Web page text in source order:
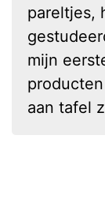
pareltjes,
mijn
aan tafel